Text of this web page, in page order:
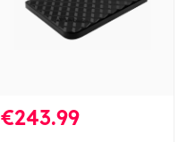
€243.99